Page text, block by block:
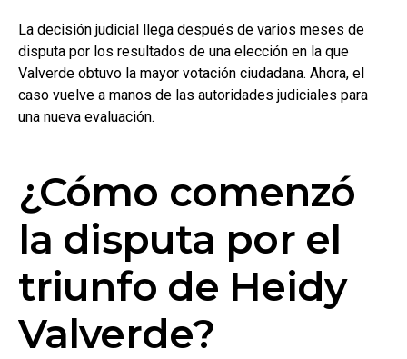
La decisión judicial llega después de varios meses de
disputa por los resultados de una elección en la que
Valverde obtuvo la mayor votación ciudadana. Ahora, el
caso vuelve a manos de las autoridades judiciales para
una nueva evaluación.
¿Cómo comenzó
la disputa por el
triunfo de Heidy
Valverde?